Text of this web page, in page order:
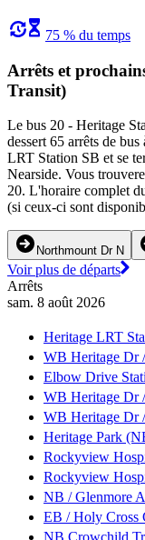
75 % du temps
Arrêts et
Transit)
Le bus 20 - Heritage
dessert 65 arrêts de
LRT Station SB et se
Nearside. Vous
20. L'horaire complet
(si ceux-ci sont
Northmount Dr N
Voir plus de départs
Arrêts
sam. 8 août 2026
Heritage LRT
WB Heritage Dr
Elbow Drive
WB Heritage Dr
WB Heritage Dr
Heritage Park
Rockyview
Rockyview
NB / Glenmore
EB / Holy Cross